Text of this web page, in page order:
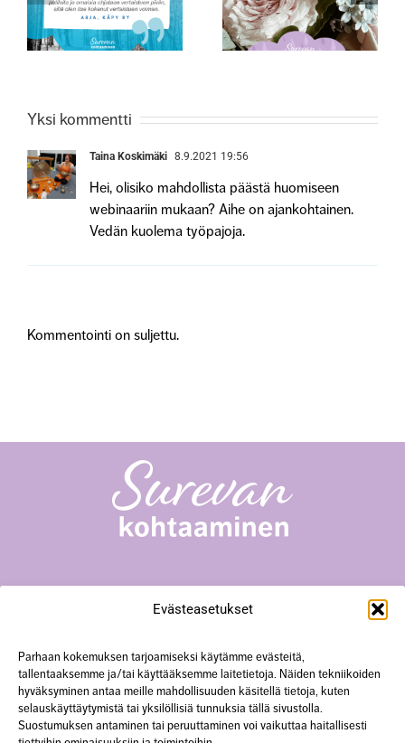
Evästeasetukset
Parhaan kokemuksen tarjoamiseksi käytämme evästeitä,
tallentaaksemme ja/tai käyttääksemme laitetietoja. Näiden tekniikoiden
hyväksyminen antaa meille mahdollisuuden käsitellä tietoja, kuten
selauskäyttäytymistä tai yksilöllisiä tunnuksia tällä sivustolla.
Suostumuksen antaminen tai peruuttaminen voi vaikuttaa haitallisesti
Äitienpäivänä
teemana surun
monimuotoisuus
Yksi kommentti
Taina Koskimäki 8.9.2021 19:56
Hei, olisiko mahdollista päästä huomiseen
webinaariin mukaan? Aihe on ajankohtainen.
Vedän kuolema työpajoja.
Kommentointi on suljettu.
Yliopistonkatu 23 A18, 40100 Jyväskylä
hanke@surevankohtaaminen.fi
Tarkemmat yhteystiedot